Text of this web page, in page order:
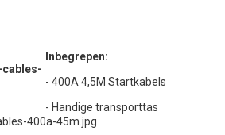
Inbegrepen:
- 400A 4,5M Startkabels
- Handige transporttas